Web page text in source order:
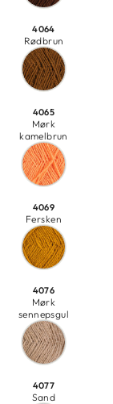
4064
Rødbrun
4065
Mørk
kamelbrun
4069
Fersken
4076
Mørk
sennepsgul
4077
Sand